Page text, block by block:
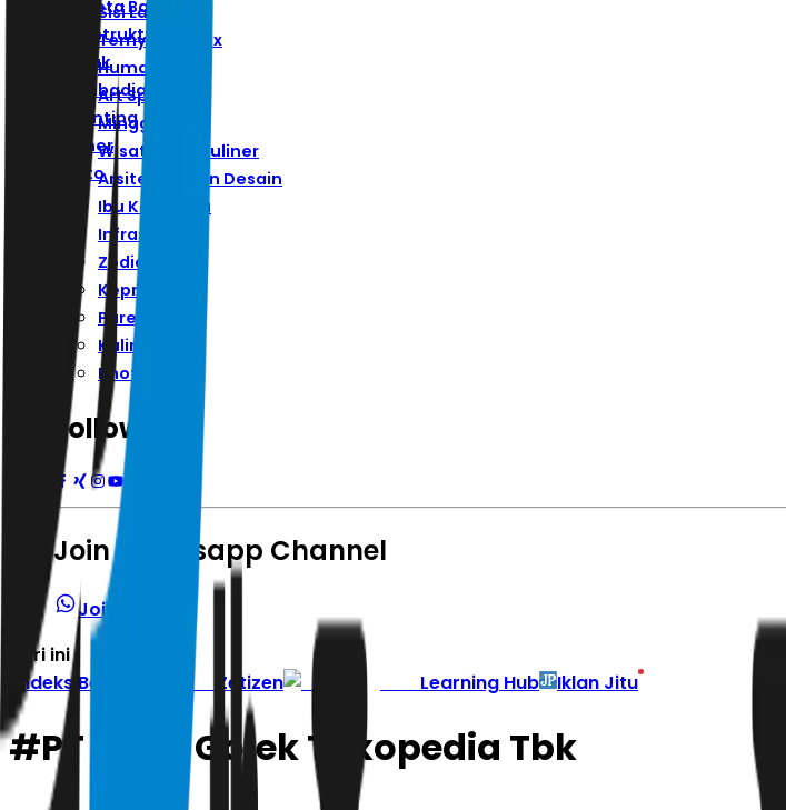
Ibu Kota Baru
Infrastruktur
Zodiak
Kepribadian
Parenting
Kuliner
Photo
Sisi Lain
Ternyata Hoax
Humaniora
Art Space
Minggu
Wisata Dan Kuliner
Arsitektur Dan Desain
Ibu Kota Baru
Infrastruktur
Zodiak
Kepribadian
Parenting
Kuliner
Photo
Follow Us
Join Whatsapp Channel
Join Channel
Hari ini
Indeks Berita Zetizen Learning Hub Iklan Jitu
#PT GoTo Gojek Tokopedia Tbk